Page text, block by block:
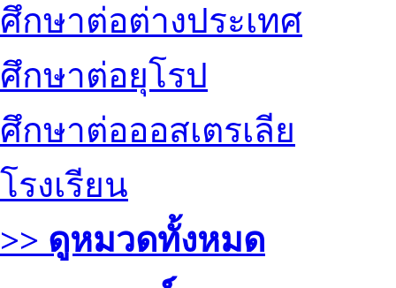
ศึกษาต่อต่างประเทศ
ศึกษาต่อยุโรป
ศึกษาต่อออสเตรเลีย
โรงเรียน
>> ดูหมวดทั้งหมด